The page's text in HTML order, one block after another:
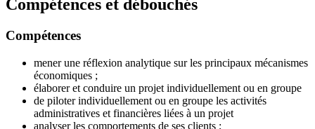
Compétences et débouchés
Compétences
mener une réflexion analytique sur les principaux mécanismes
économiques ;
élaborer et conduire un projet individuellement ou en groupe
de piloter individuellement ou en groupe les activités
administratives et financières liées à un projet
analyser les comportements de ses clients ;